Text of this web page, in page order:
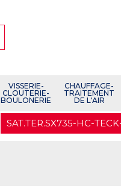
VISSERIE-
CLOUTERIE-
BOULONERIE
CHAUFFAGE-
TRAITEMENT
DE L'AIR
SAT.TER.SX735-HC-